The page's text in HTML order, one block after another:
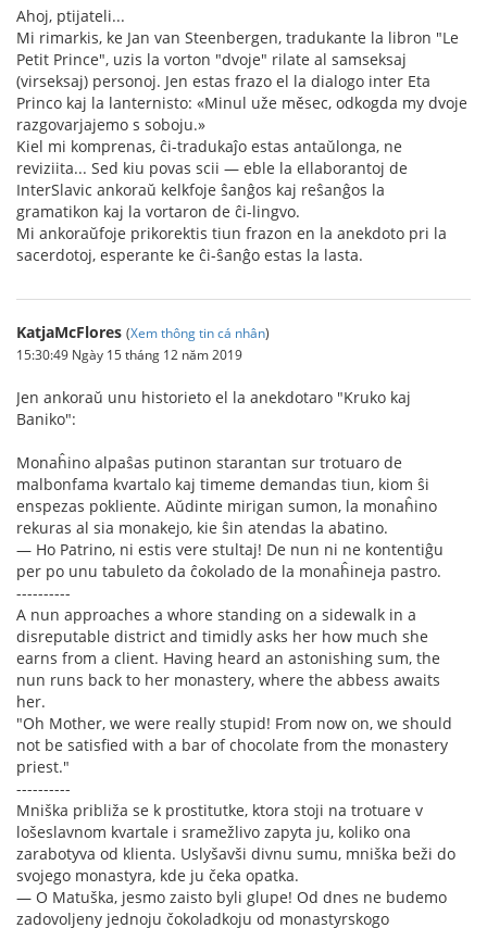
Ahoj, ptijateli...
Mi rimarkis, ke Jan van Steenbergen, tradukante la libron "Le
Petit Prince", uzis la vorton "dvoje" rilate al samseksaj
(virseksaj) personoj. Jen estas frazo el la dialogo inter Eta
Princo kaj la lanternisto: «Minul uže měsec, odkogda my dvoje
razgovarjajemo s soboju.»
Kiel mi komprenas, ĉi-tradukaĵo estas antaŭlonga, ne
reviziita... Sed kiu povas scii — eble la ellaborantoj de
InterSlavic ankoraŭ kelkfoje ŝanĝos kaj reŝanĝos la
gramatikon kaj la vortaron de ĉi-lingvo.
Mi ankoraŭfoje prikorektis tiun frazon en la anekdoto pri la
sacerdotoj, esperante ke ĉi-ŝanĝo estas la lasta.
KatjaMcFlores (Xem thông tin cá nhân)
15:30:49 Ngày 15 tháng 12 năm 2019
Jen ankoraŭ unu historieto el la anekdotaro "Kruko kaj
Baniko":
Monaĥino alpaŝas putinon starantan sur trotuaro de
malbonfama kvartalo kaj timeme demandas tiun, kiom ŝi
enspezas pokliente. Aŭdinte mirigan sumon, la monaĥino
rekuras al sia monakejo, kie ŝin atendas la abatino.
— Ho Patrino, ni estis vere stultaj! De nun ni ne kontentiĝu
per po unu tabuleto da ĉokolado de la monaĥineja pastro.
----------
A nun approaches a whore standing on a sidewalk in a
disreputable district and timidly asks her how much she
earns from a client. Having heard an astonishing sum, the
nun runs back to her monastery, where the abbess awaits
her.
"Oh Mother, we were really stupid! From now on, we should
not be satisfied with a bar of chocolate from the monastery
priest."
----------
Mniška približa se k prostitutke, ktora stoji na trotuare v
lošeslavnom kvartale i sramežlivo zapyta ju, koliko ona
zarabotyva od klienta. Uslyšavši divnu sumu, mniška beži do
svojego monastyra, kde ju čeka opatka.
— O Matuška, jesmo zaisto byli glupe! Od dnes ne budemo
zadovoljeny jednoju čokoladkoju od monastyrskogo